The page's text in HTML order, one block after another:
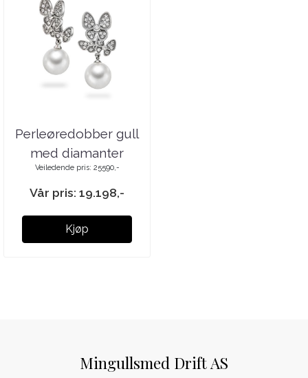
Perleøredobber gull
med diamanter
Veiledende pris: 25590,-
Vår pris: 19.198,-
Kjøp
Mingullsmed Drift AS